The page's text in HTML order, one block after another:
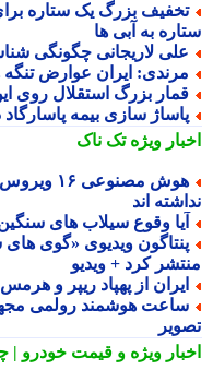
بزرگ یک ستاره برای
به آبی ها
لاریجانی چگونگی
ایران عوارض تنگه
بزرگ استقلال روی این
سازی بیمه پاسارگاد در ارومیه با
ویژهتک ناک
هوش مصنوعی
اند
وقوع سیلاب های سنگین در
ویدیوی «گوی های
کرد + ویدیو
از پهپاد ریپر و هرمس
ویژهو قیمت خودرو |